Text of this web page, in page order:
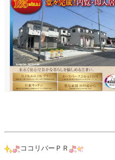
ココリバーＰＲ